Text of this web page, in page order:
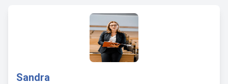
Sandra